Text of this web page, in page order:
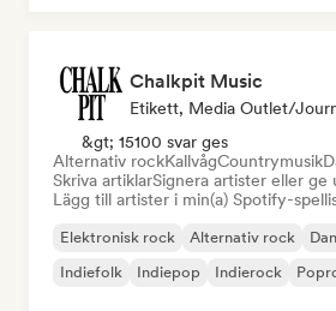
Chalkpit Music
&gt; 15100 svar ges
Alternativ rockKallvågCountrymusik
Skriva artiklarSignera artister eller ge
Lägg till artister i min(a) Spotify-
Elektronisk rock Alternativ rock
Indiefolk
Indiepop Indierock